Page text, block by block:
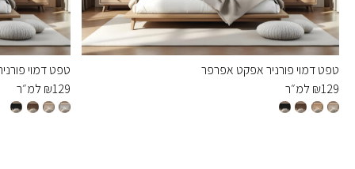
טפט דמוי פורניר אפקט אפרפר
₪129 למ״ר
טפט דמוי
₪129 למ״ר